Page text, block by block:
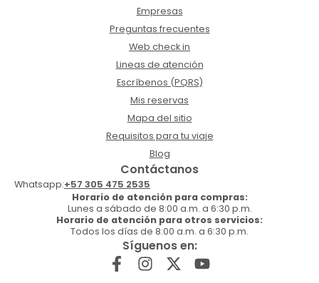
Empresas
Preguntas frecuentes
Web check in
Lineas de atención
Escríbenos (PQRS)
Mis reservas
Mapa del sitio
Requisitos para tu viaje
Blog
Contáctanos
Whatsapp:+57 305 475 2535
Horario de atención para compras:
Lunes a sábado de 8:00 a.m. a 6:30 p.m.
Horario de atención para otros servicios:
Todos los días de 8:00 a.m. a 6:30 p.m.
Síguenos en: